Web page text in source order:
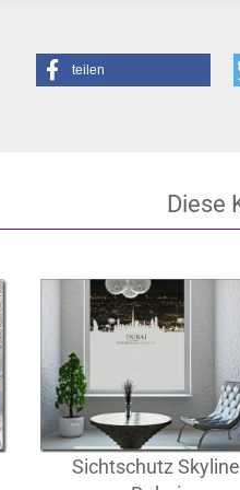
teilen
Diese
Sichtschutz Skyline